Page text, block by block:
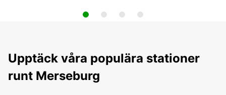
Upptäck våra populära stationer
runt Merseburg